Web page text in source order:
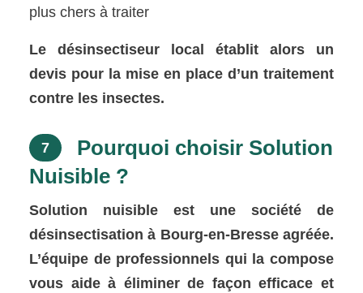
plus chers à traiter
Le désinsectiseur local établit alors un
devis pour la mise en place d’un traitement
contre les insectes.
7
Pourquoi choisir Solution
Nuisible ?
Solution nuisible est une société de
désinsectisation à Bourg-en-Bresse agréée.
L’équipe de professionnels qui la compose
vous aide à éliminer de façon efficace et